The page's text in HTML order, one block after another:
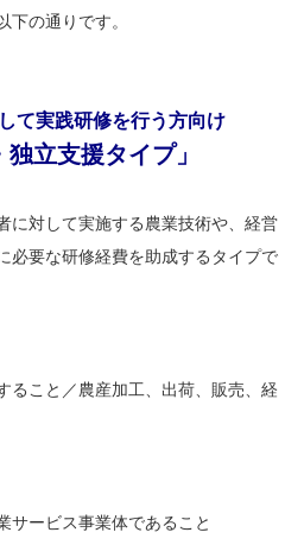
下の通りです。
て実践研修を行う方向け
独立支援タイプ」
に対して実施する農業技術や、経営
必要な研修経費を助成するタイプで
ること／農産加工、出荷、販売、経
ービス事業体であること